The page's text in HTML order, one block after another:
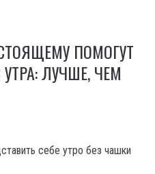
ПОМОГУТ
ЛУЧШЕ, ЧЕМ
себе утро без чашки